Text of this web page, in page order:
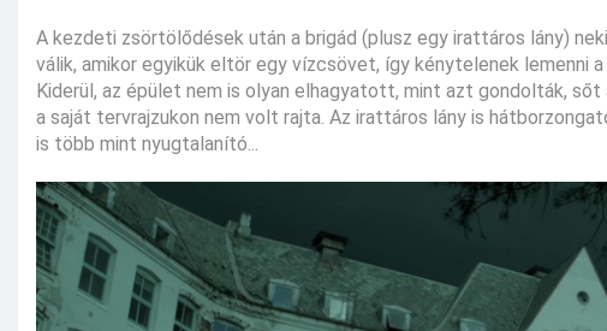
A kezdeti zsörtölődések után a brigád (plusz egy irattáros lány)
válik, amikor egyikük eltör egy vízcsövet, így kénytelenek lemenni
Kiderül, az épület nem is olyan elhagyatott, mint azt gondolták,
a saját tervrajzukon nem volt rajta. Az irattáros lány is
is több mint nyugtalanító...